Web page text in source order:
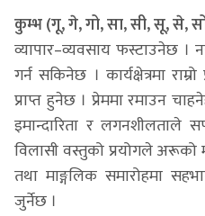
कुम्भ (गू, गे, गो, सा, सी, सू, से,
व्यापार–व्यवसाय फस्टाउनेछ ।
गर्न सकिनेछ । कार्यक्षेत्रमा
प्राप्त हुनेछ । प्रेममा रमाउन
इमान्दारिता र लगनशीलताले
विलासी वस्तुको प्रयोगले
तथा माङ्गलिक समारोहमा
जुर्नेछ ।